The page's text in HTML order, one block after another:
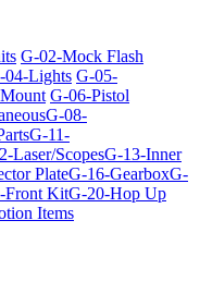
G-02-Mock Flash
04-Lights G-05-
G-06-Pistol
G-08-
G-11-
Laser/ScopesG-13-Inner
PlateG-16-GearboxG-
Front KitG-20-Hop Up
Items